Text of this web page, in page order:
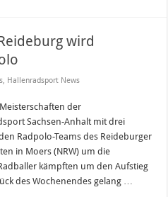
wird
, Hallenradsport News
der
Sachsen-Anhalt mit drei
Radpolo-Teams des Reideburger
in Moers (NRW) um die
kämpften um den Aufstieg
des Wochenendes gelang …